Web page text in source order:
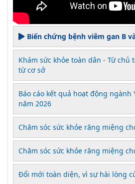
Biến chứng bệnh viêm gan B
Khám sức khỏe toàn dân - Từ
từ cơ sở
Báo cáo kết quả hoạt động ngành
năm 2026
Chăm sóc sức khỏe răng miệng
Chăm sóc sức khỏe răng miệng
Đổi mới toàn diện, vì sự hài lòng